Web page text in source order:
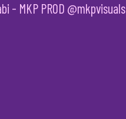
- MKP PROD @mkpvisuals